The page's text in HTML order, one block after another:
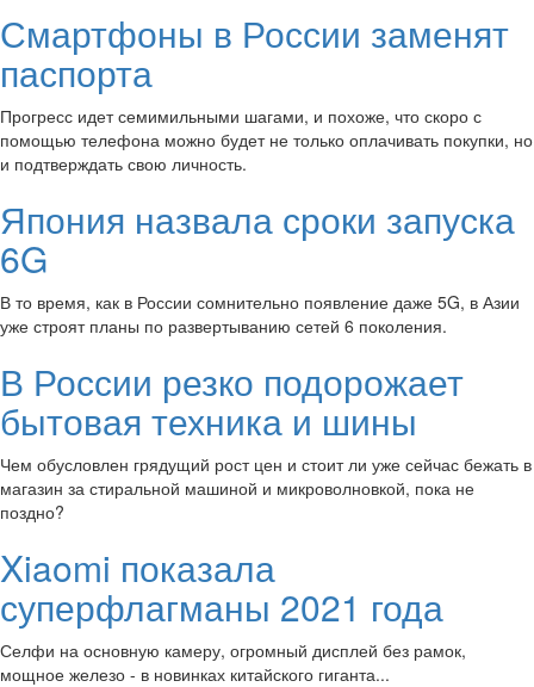
Смартфоны в России заменят
паспорта
Прогресс идет семимильными шагами, и похоже, что скоро с
помощью телефона можно будет не только оплачивать покупки, но
и подтверждать свою личность.
Япония назвала сроки запуска
6G
В то время, как в России сомнительно появление даже 5G, в Азии
уже строят планы по развертыванию сетей 6 поколения.
В России резко подорожает
бытовая техника и шины
Чем обусловлен грядущий рост цен и стоит ли уже сейчас бежать в
магазин за стиральной машиной и микроволновкой, пока не
поздно?
Xiaomi показала
суперфлагманы 2021 года
Селфи на основную камеру, огромный дисплей без рамок,
мощное железо - в новинках китайского гиганта...